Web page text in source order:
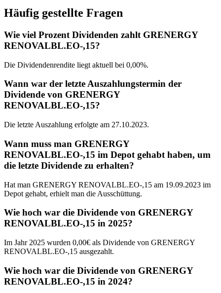
Häufig gestellte Fragen
Wie viel Prozent Dividenden zahlt GRENERGY
RENOVALBL.EO-,15?
Die Dividendenrendite liegt aktuell bei 0,00%.
Wann war der letzte Auszahlungstermin der
Dividende von GRENERGY
RENOVALBL.EO-,15?
Die letzte Auszahlung erfolgte am 27.10.2023.
Wann muss man GRENERGY
RENOVALBL.EO-,15 im Depot gehabt haben, um
die letzte Dividende zu erhalten?
Hat man GRENERGY RENOVALBL.EO-,15 am 19.09.2023 im
Depot gehabt, erhielt man die Ausschüttung.
Wie hoch war die Dividende von GRENERGY
RENOVALBL.EO-,15 in 2025?
Im Jahr 2025 wurden 0,00€ als Dividende von GRENERGY
RENOVALBL.EO-,15 ausgezahlt.
Wie hoch war die Dividende von GRENERGY
RENOVALBL.EO-,15 in 2024?